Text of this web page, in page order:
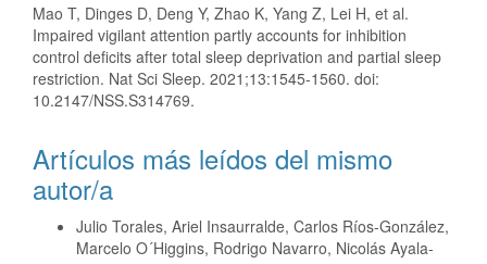
Mao T, Dinges D, Deng Y, Zhao K, Yang Z, Lei H, et al.
Impaired vigilant attention partly accounts for inhibition
control deficits after total sleep deprivation and partial sleep
restriction. Nat Sci Sleep. 2021;13:1545-1560. doi:
10.2147/NSS.S314769.
Artículos más leídos del mismo
autor/a
Julio Torales, Ariel Insaurralde, Carlos Ríos-González,
Marcelo O´Higgins, Rodrigo Navarro, Nicolás Ayala-